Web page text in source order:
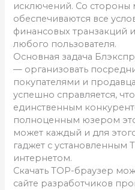
исключений. Со стороны
обеспечиваются все
финансовых транзакций
любого пользователя.
Основная задача
— организовать
покупателями и
успешно справляется,
единственным
полноценным юзером
может каждый и для
гаджет с
интернетом.
Скачать ТОР-браузер
сайте разработчиков